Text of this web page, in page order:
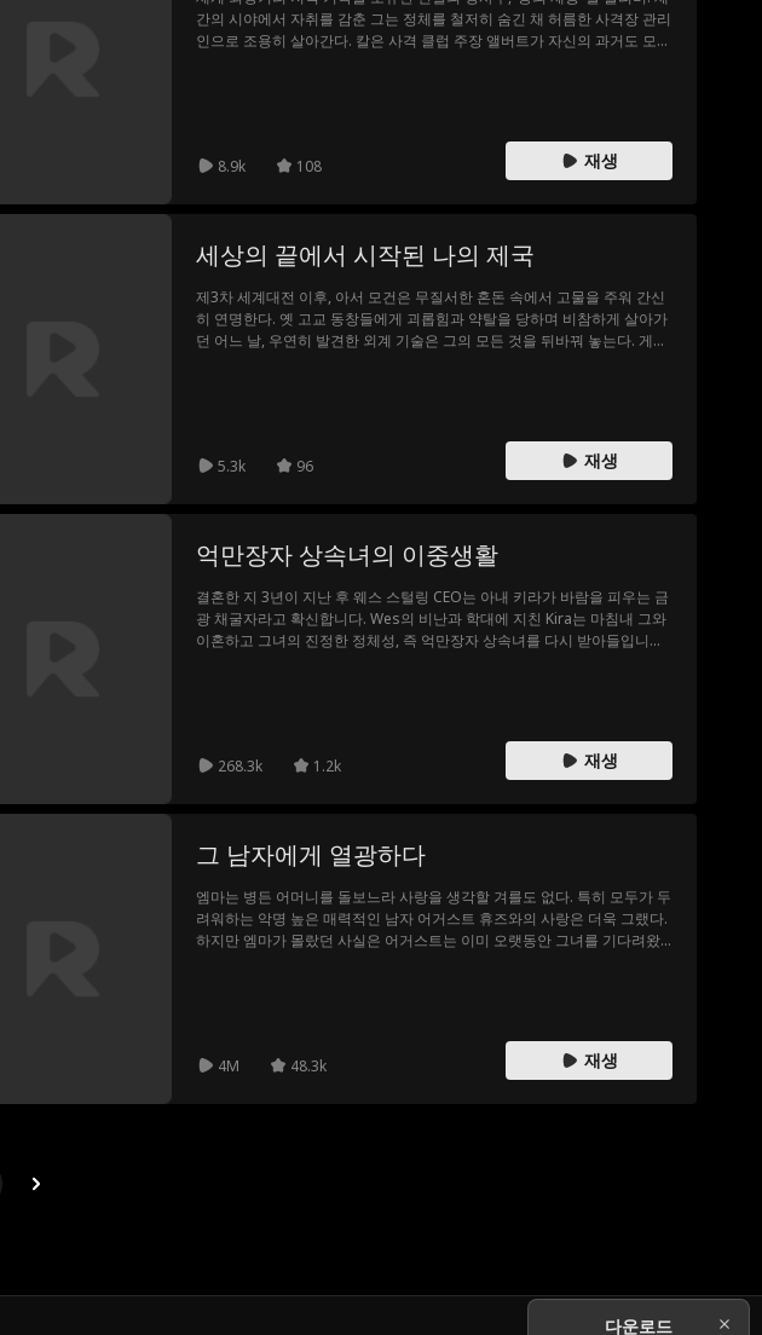
간의 시야에서 자취를 감춘 그는 정체를 철저히 숨긴 채 허름한 사격장 관리
인으로 조용히 살아간다. 칼은 사격 클럽 주장 앨버트가 자신의 과거도 모른
8.9k
108 재생
세상의 끝에서 시작된 나의 제국
제3차 세계대전 이후, 아서 모건은 무질서한 혼돈 속에서 고물을 주워 간신
히 연명한다. 옛 고교 동창들에게 괴롭힘과 약탈을 당하며 비참하게 살아가
던 어느 날, 우연히 발견한 외계 기술은 그의 모든 것을 뒤바꿔 놓는다. 게다
5.3k 96 재생
억만장자 상속녀의 이중생활
결혼한 지 3년이 지난 후 웨스 스털링 CEO는 아내 키라가 바람을 피우는 금
광 채굴자라고 확신합니다. Wes의 비난과 학대에 지친 Kira는 마침내 그와
이혼하고 그녀의 진정한 정체성, 즉 억만장자 상속녀를 다시 받아들입니다!
268.3k 1.2k 재생
그 남자에게 열광하다
엠마는 병든 어머니를 돌보느라 사랑을 생각할 겨를도 없다. 특히 모두가 두
려워하는 악명 높은 매력적인 남자 어거스트 휴즈와의 사랑은 더욱 그랬다.
하지만 엠마가 몰랐던 사실은 어거스트는 이미 오랫동안 그녀를 기다려왔
4M 48.3k 재생
다운로드